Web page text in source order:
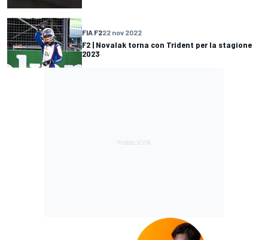
FIA F222 nov 2022
F2 | Novalak torna con Trident per la stagione
2023